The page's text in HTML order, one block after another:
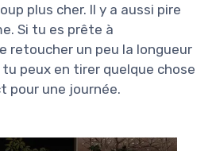
plus cher. Il y a aussi pire
Si tu es prête à
retoucher un peu la longueur
peux en tirer quelque chose
pour une journée.